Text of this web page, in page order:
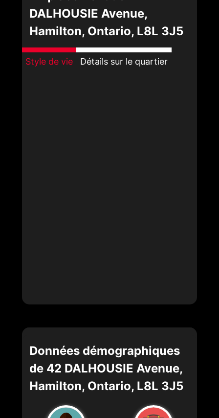
DALHOUSIE Avenue,
Hamilton, Ontario, L8L 3J5
Style de vie Détails sur le quartier
Données démographiques
de 42 DALHOUSIE Avenue,
Hamilton, Ontario, L8L 3J5